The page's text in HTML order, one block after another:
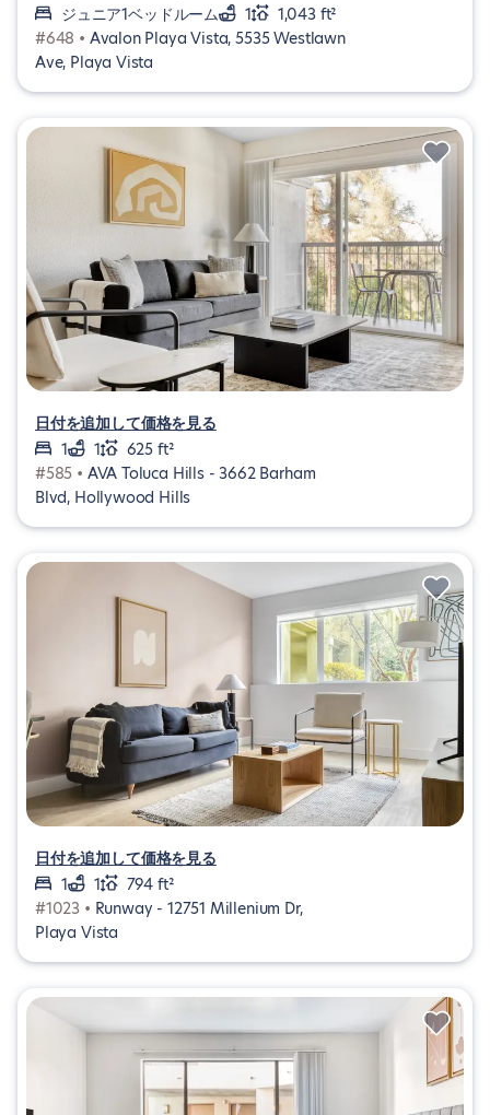
ジュニア1ベッドルーム
1
1,043 ft²
#648 • Avalon Playa Vista, 5535 Westlawn
Ave, Playa Vista
日付を追加して価格を見る
1
1
625 ft²
#585 • AVA Toluca Hills - 3662 Barham
Blvd, Hollywood Hills
日付を追加して価格を見る
1
1
794 ft²
#1023 • Runway - 12751 Millenium Dr,
Playa Vista